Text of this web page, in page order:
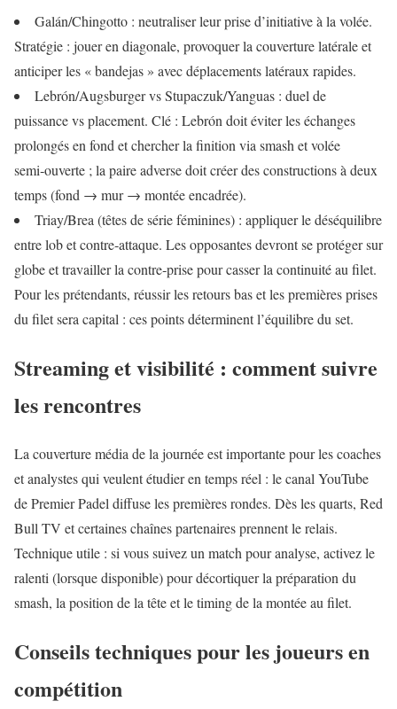
Galán/Chingotto : neutraliser leur prise d’initiative à la volée.
Stratégie : jouer en diagonale, provoquer la couverture latérale et
anticiper les « bandejas » avec déplacements latéraux rapides.
Lebrón/Augsburger vs Stupaczuk/Yanguas : duel de
puissance vs placement. Clé : Lebrón doit éviter les échanges
prolongés en fond et chercher la finition via smash et volée
semi‑ouverte ; la paire adverse doit créer des constructions à deux
temps (fond → mur → montée encadrée).
Triay/Brea (têtes de série féminines) : appliquer le déséquilibre
entre lob et contre‑attaque. Les opposantes devront se protéger sur
globe et travailler la contre‑prise pour casser la continuité au filet.
Pour les prétendants, réussir les retours bas et les premières prises
du filet sera capital : ces points déterminent l’équilibre du set.
Streaming et visibilité : comment suivre
les rencontres
La couverture média de la journée est importante pour les coaches
et analystes qui veulent étudier en temps réel : le canal YouTube
de Premier Padel diffuse les premières rondes. Dès les quarts, Red
Bull TV et certaines chaînes partenaires prennent le relais.
Technique utile : si vous suivez un match pour analyse, activez le
ralenti (lorsque disponible) pour décortiquer la préparation du
smash, la position de la tête et le timing de la montée au filet.
Conseils techniques pour les joueurs en
compétition